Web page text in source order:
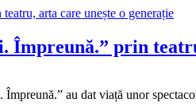
Împreună.” prin
au dat viață unor